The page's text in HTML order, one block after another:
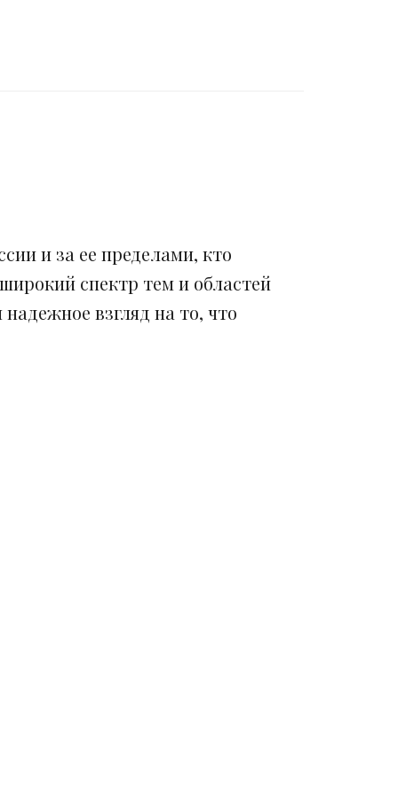
и за ее пределами, кто
спектр тем и областей
взгляд на то, что